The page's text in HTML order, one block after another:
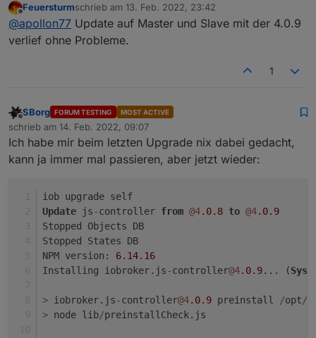
auf dem Weg ins Latest Repo:
4.0.9 (2022-02-13)
(foxriver76) dependency check on instance
deletion: hostname has to be relative to
(foxriver76) fix setInterval method for adapters
databases is now minimum 5s (overrides lower
values from configuration)
Offline
Feuersturmschrieb am 13. Feb. 2022, 23:42
zuletzt editiert von
@apollon77 Update auf Master und Slave mit der 4.0.9
verlief ohne Probleme.
1
Offline
SBorg FORUM TESTING MOST ACTIVE
schrieb am 14. Feb. 2022, 09:07
zuletzt editiert von
Ich habe mir beim letzten Upgrade nix dabei gedacht,
kann ja immer mal passieren, aber jetzt wieder:
iob upgrade self
Update js-controller from @4.0.8 to @4.0.9
Stopped Objects DB
Stopped States DB
NPM version: 6.14.16
Installing iobroker.js-controller@4.0.9... (
> iobroker.js-controller@4.0.9 preinstall /opt/
> node lib/preinstallCheck.js